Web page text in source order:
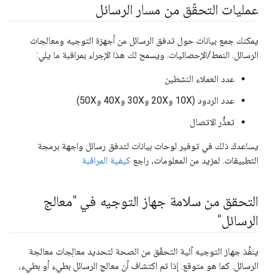
عمليات التحقّق من مسار الرسائل
يمكنك جمع بيانات حول تدفق الرسائل من أجهزة التوجيه ومعالجات
الرسائل. النمط/الإحصائيات. ويسمح لك هذا الإجراء بمراقبة ما يلي:
عدد العملاء النشطين
عدد الردود (10X و20X و30X و40X و50X)
تعذُّر الاتصال
يساعدك ذلك في توفير لوحات بيانات لتدفق رسائل واجهة برمجة
التطبيقات. لمزيد من المعلومات، راجع كيفية المراقبة
التحقق من سلامة جهاز التوجيه في "معالج
الرسائل"
ينفِّذ جهاز التوجيه آلية التحقّق من الصحة لتحديد معالِجات معالجة
الرسائل. كما هو متوقع. إذا تم اكتشاف أن معالج الرسائل بطيء أو بطيء،